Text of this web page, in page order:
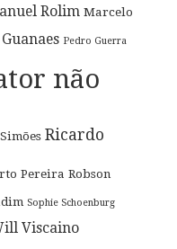
Rolim Marcelo
Pedro Guerra
não
Ricardo
Pereira Robson
Sophie Schoenburg
Viscaino